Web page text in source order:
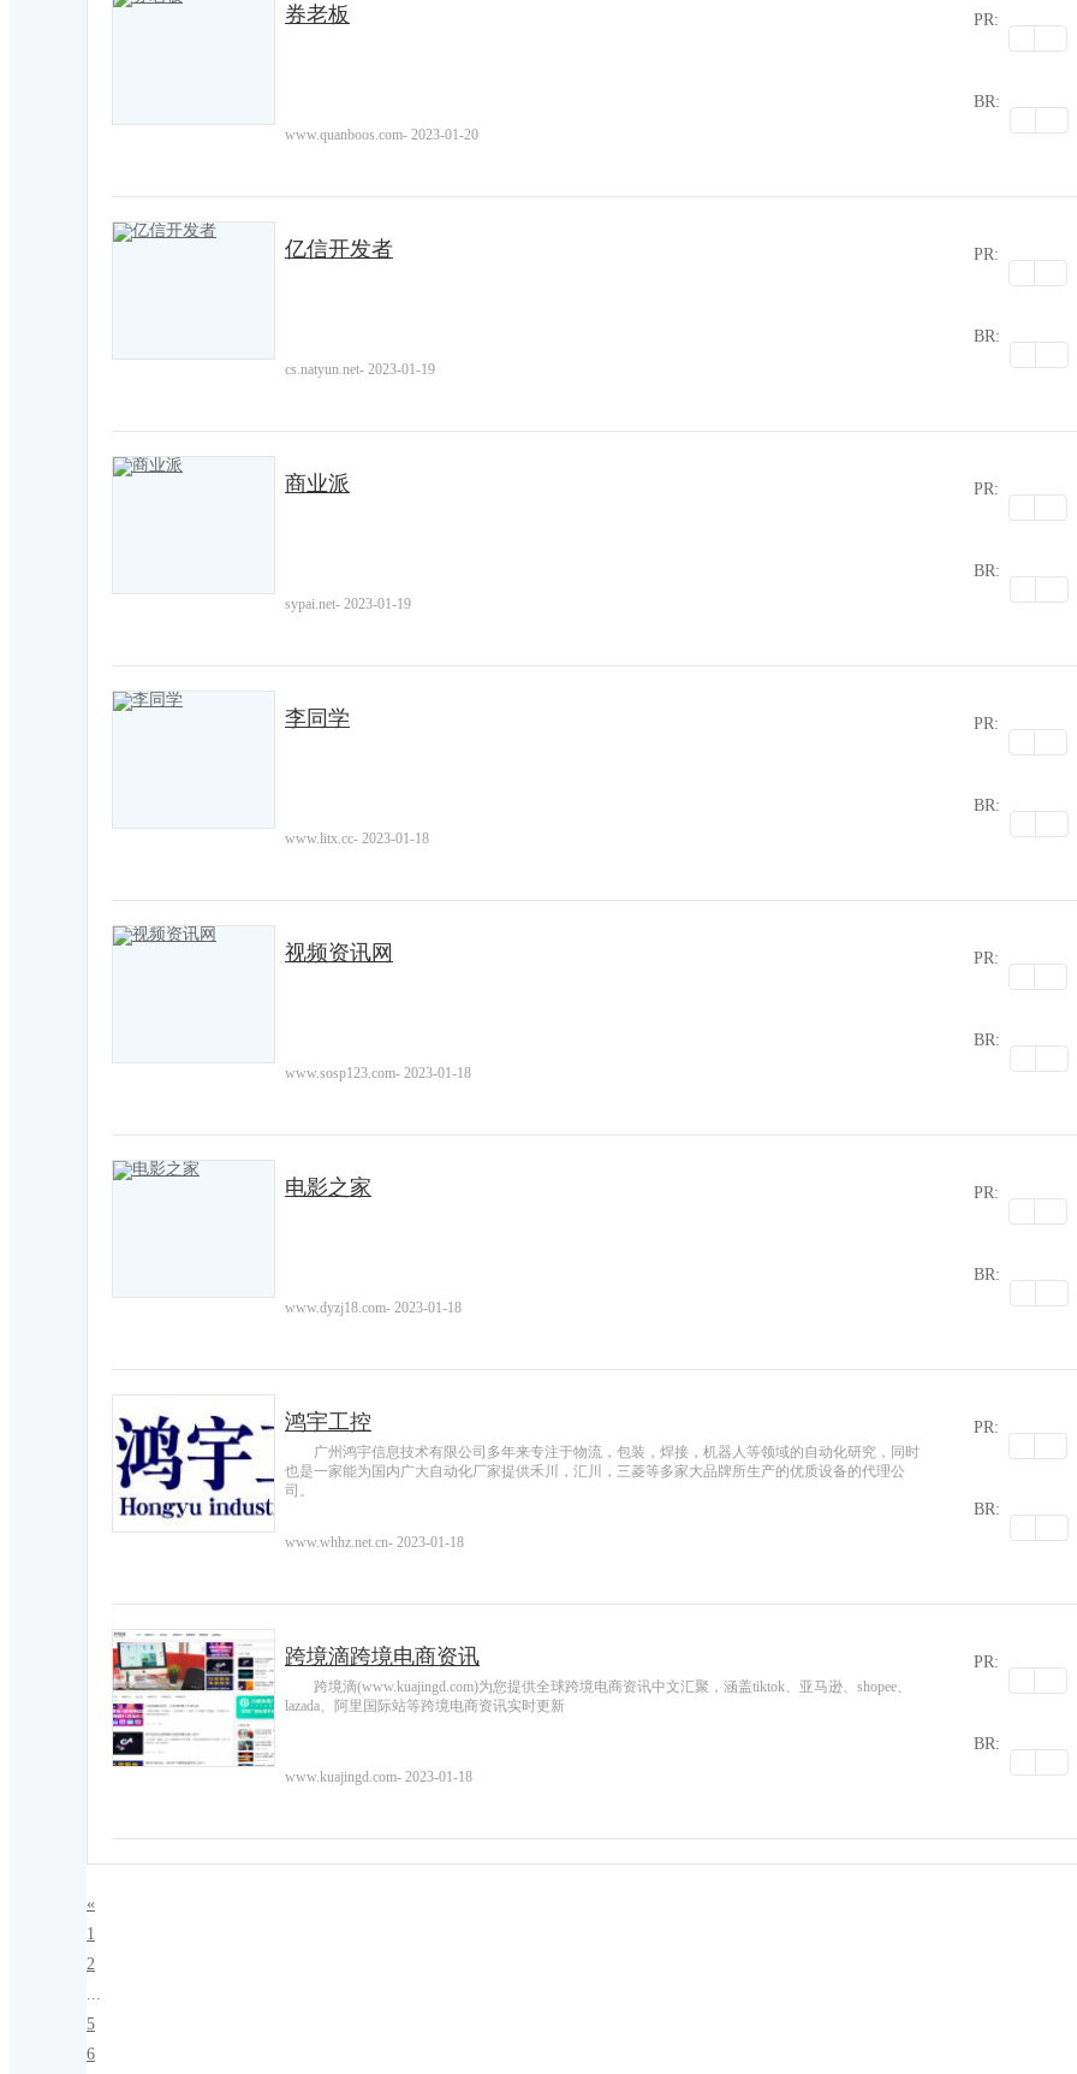
券老板
www.quanboos.com- 2023-01-20
PR:
BR:
亿信开发者
cs.natyun.net- 2023-01-19
PR:
BR:
商业派
sypai.net- 2023-01-19
PR:
BR:
李同学
www.litx.cc- 2023-01-18
PR:
BR:
视频资讯网
www.sosp123.com- 2023-01-18
PR:
BR:
电影之家
www.dyzj18.com- 2023-01-18
PR:
BR:
鸿宇工控
广州鸿宇信息技术有限公司多年来专注于物流，包装，焊接，机器人等领域的自动化研究，同时
也是一家能为国内广大自动化厂家提供禾川，汇川，三菱等多家大品牌所生产的优质设备的代理公
司。
www.whhz.net.cn- 2023-01-18
PR:
BR:
跨境滴跨境电商资讯
跨境滴(www.kuajingd.com)为您提供全球跨境电商资讯中文汇聚，涵盖tiktok、亚马逊、shopee、
lazada、阿里国际站等跨境电商资讯实时更新
www.kuajingd.com- 2023-01-18
PR:
BR:
«
1
2
5
6